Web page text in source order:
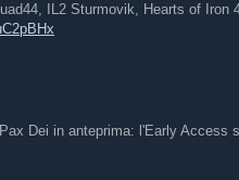
IL2 Sturmovik, Hearts of Iron
Dei in anteprima: l'Early Access